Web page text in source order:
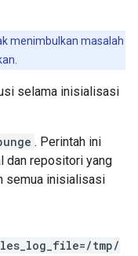
menimbulkan masalah
selama inisialisasi
. Perintah ini
dan repositori yang
semua inisialisasi
tmp/